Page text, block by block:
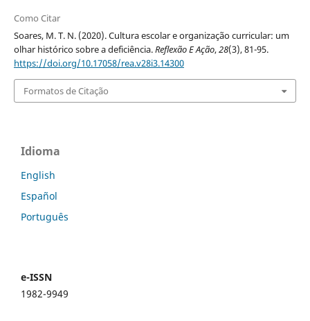
Como Citar
Soares, M. T. N. (2020). Cultura escolar e organização curricular: um
olhar histórico sobre a deficiência.Reflexão E Ação,28(3), 81-95.
https://doi.org/10.17058/rea.v28i3.14300
Formatos de Citação
Idioma
English
Español
Português
e-ISSN
1982-9949